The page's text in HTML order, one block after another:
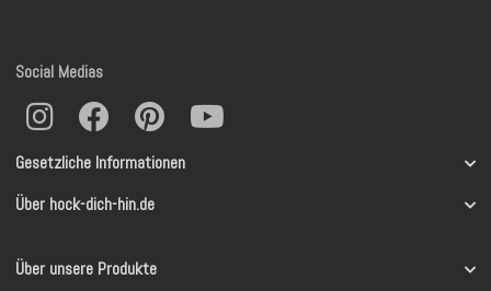
Gesetzliche Informationen
Über hock-dich-hin.de
Über unsere Produkte
Social Medias